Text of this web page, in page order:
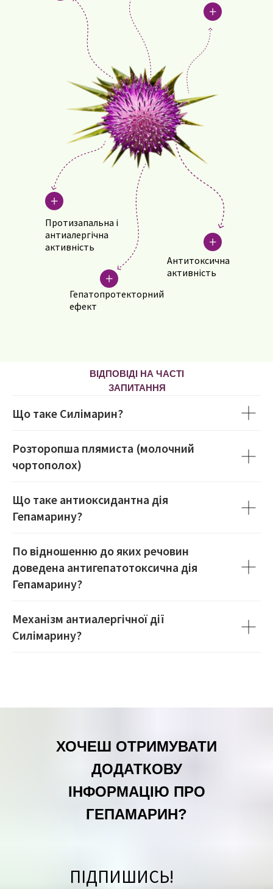
Гепатопротекторний
ефект
Антитоксична
активність
Протизапальна і
антиалергічна
активність
ВІДПОВІДІ НА ЧАСТІ
ЗАПИТАННЯ
Що таке Силімарин?
Розторопша плямиста (молочний
чортополох)
Що таке антиоксидантна дія
Гепамарину?
По відношенню до яких речовин
доведена антигепатотоксична дія
Гепамарину?
Механізм антиалергічної дії
Силімарину?
ХОЧЕШ ОТРИМУВАТИ
ДОДАТКОВУ
ІНФОРМАЦІЮ ПРО
ГЕПАМАРИН?
ПІДПИШИСЬ!